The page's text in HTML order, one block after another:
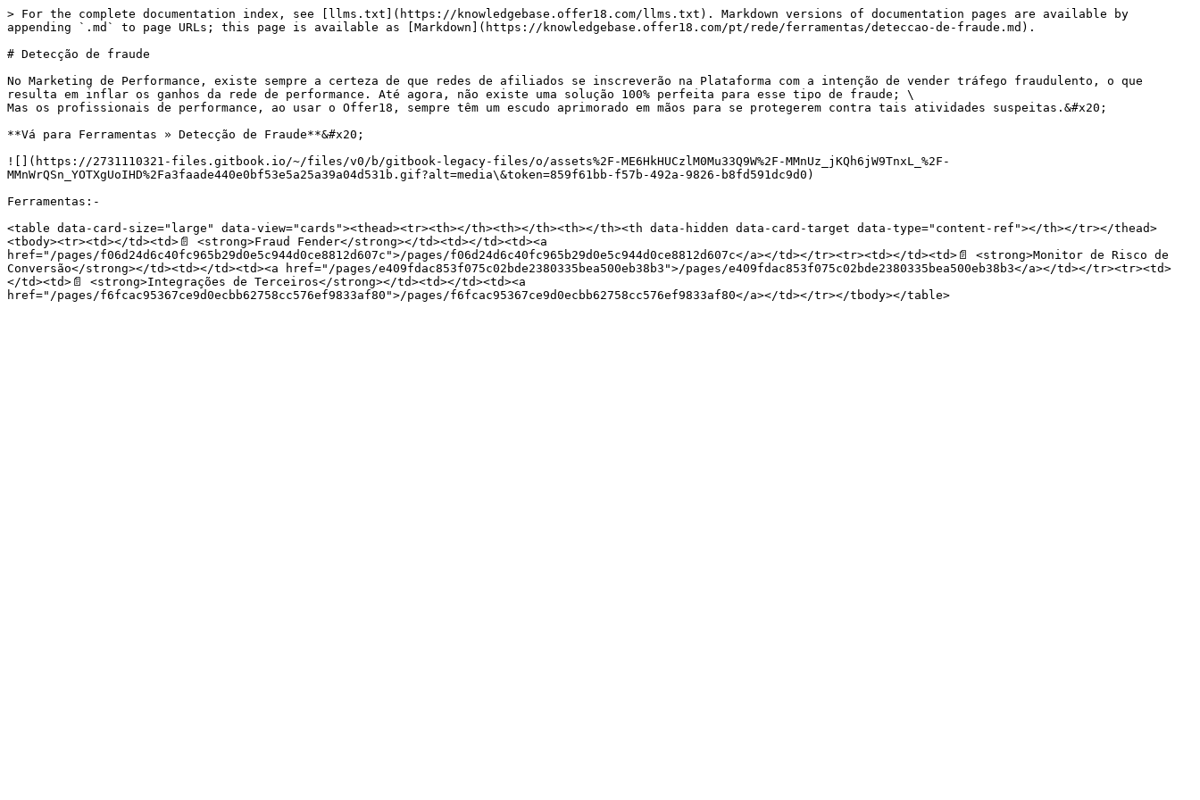
> For the complete documentation index, see [llms.txt](https://knowledgebase.offer18.com/llms.txt). Markdown versions of documentation pages are available by
appending `.md` to page URLs; this page is available as [Markdown](https://knowledgebase.offer18.com/pt/rede/ferramentas/deteccao-de-fraude.md).
# Detecção de fraude
No Marketing de Performance, existe sempre a certeza de que redes de afiliados se inscreverão na Plataforma com a intenção de vender tráfego fraudulento, o que
resulta em inflar os ganhos da rede de performance. Até agora, não existe uma solução 100% perfeita para esse tipo de fraude; \
Mas os profissionais de performance, ao usar o Offer18, sempre têm um escudo aprimorado em mãos para se protegerem contra tais atividades suspeitas.&#x20;
**Vá para Ferramentas » Detecção de Fraude**&#x20;
![](https://2731110321-files.gitbook.io/~/files/v0/b/gitbook-legacy-files/o/assets%2F-ME6HkHUCzlM0Mu33Q9W%2F-MMnUz_jKQh6jW9TnxL_%2F-
MMnWrQSn_YOTXgUoIHD%2Fa3faade440e0bf53e5a25a39a04d531b.gif?alt=media\&token=859f61bb-f57b-492a-9826-b8fd591dc9d0)
Ferramentas:-
<table data-card-size="large" data-view="cards"><thead><tr><th></th><th></th><th></th><th data-hidden data-card-target data-type="content-ref"></th></tr></thead>
<tbody><tr><td></td><td>📄 <strong>Fraud Fender</strong></td><td></td><td><a
href="/pages/f06d24d6c40fc965b29d0e5c944d0ce8812d607c">/pages/f06d24d6c40fc965b29d0e5c944d0ce8812d607c</a></td></tr><tr><td></td><td>📄 <strong>Monitor de Risco de
Conversão</strong></td><td></td><td><a href="/pages/e409fdac853f075c02bde2380335bea500eb38b3">/pages/e409fdac853f075c02bde2380335bea500eb38b3</a></td></tr><tr><td>
</td><td>📄 <strong>Integrações de Terceiros</strong></td><td></td><td><a